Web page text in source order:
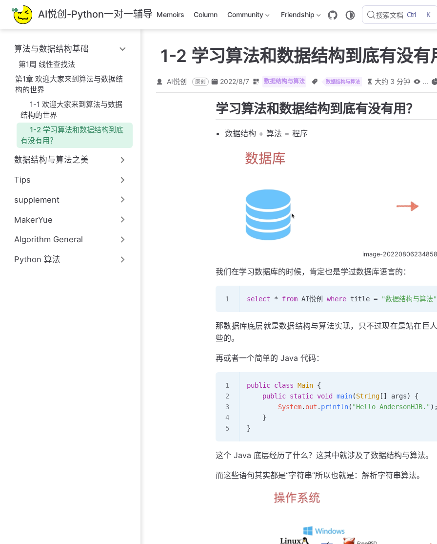
跳
至
主
要
內
AI悦创-Python一对一辅导 Memoirs Column Community Friendship 搜索文档 Ctrl K
算法与数据结构基础
第1周 线性查找法
第1章 欢迎大家来到算法与数据结
构的世界
1-1 欢迎大家来到算法与数据
结构的世界
1-2 学习算法和数据结构到底
有没有用？
数据结构与算法之美
Tips
supplement
MakerYue
Algorithm General
Python 算法
1-2 学习算法和数据结构到底有没有
AI悦创 原创 2022/8/7 数据结构与算法 数据结构与算法 大约 3 分钟 ...
学习算法和数据结构到底有没有用？
数据结构 + 算法 = 程序
image-
我们在学习数据库的时候，肯定也是学过数据库语言的：
select * from AI悦创 where title = "数据结构与算法"
那数据库底层就是数据结构与算法实现，只不过现在是站在巨
些的。
再或者一个简单的 Java 代码：
public class Main {
    public
static void main(String [] args)
{
        System
. out . println( "Hello AndersonHJB."
    }
}
这个 Java 底层经历了什么？这其中就涉及了数据结构与算法。
而这些语句其实都是“字符串”所以也就是：解析字符串算法。